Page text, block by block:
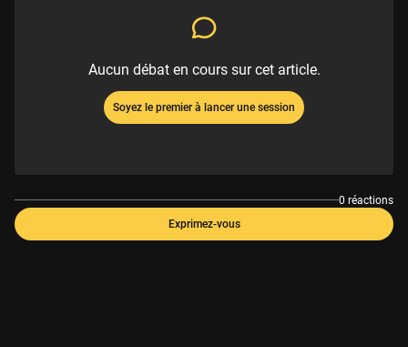
Aucun débat en cours sur cet article.
Soyez le premier à lancer une session
0 réactions
Exprimez-vous